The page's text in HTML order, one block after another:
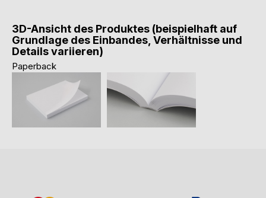
3D-Ansicht des Produktes (beispielhaft auf
Grundlage des Einbandes, Verhältnisse und
Details variieren)
Paperback